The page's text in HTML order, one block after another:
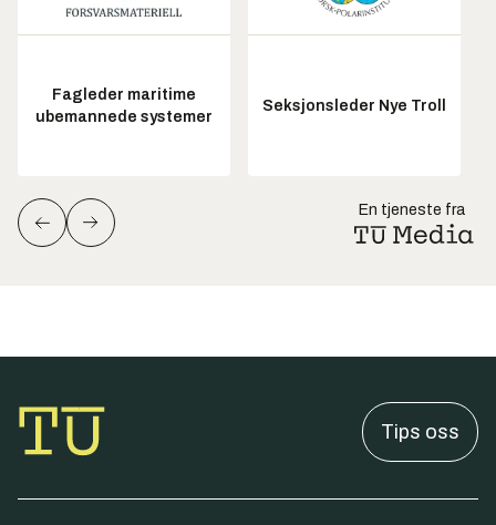
Fagleder maritime
ubemannede systemer
Seksjonsleder Nye Troll
En tjeneste fra
Tips oss